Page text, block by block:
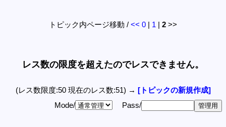
トピック内ページ移動 / << 0 | 1 | 2 >>
レス数の限度を超えたのでレスできません。
(レス数限度:50 現在のレス数:51) → [トピックの新規作成]
Mode/
Pass/